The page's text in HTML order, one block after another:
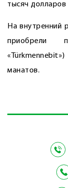
тысяч
На внутренний
приобрели
манатов.